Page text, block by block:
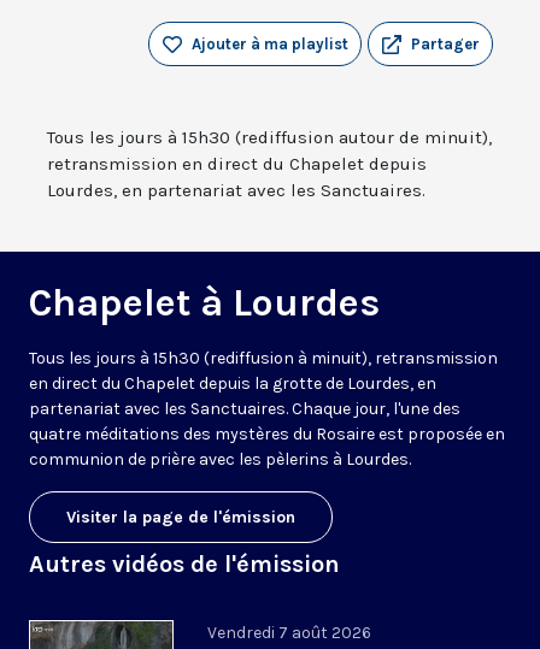
Partager
Ajouter à ma playlist
Tous les jours à 15h30 (rediffusion autour de minuit),
retransmission en direct du Chapelet depuis
Lourdes, en partenariat avec les Sanctuaires.
Chapelet à Lourdes
Tous les jours à 15h30 (rediffusion à minuit), retransmission
en direct du Chapelet depuis la grotte de Lourdes, en
partenariat avec les Sanctuaires. Chaque jour, l'une des
quatre méditations des mystères du Rosaire est proposée en
communion de prière avec les pèlerins à Lourdes.
Visiter la page de l'émission
Autres vidéos de l'émission
Vendredi 7 août 2026